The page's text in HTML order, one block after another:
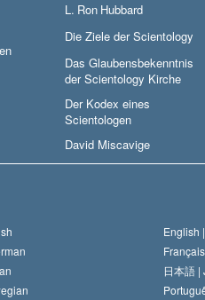
L. Ron Hubbard
Die Ziele der Scientology
Das Glaubensbekenntnis
der Scientology Kirche
Der Kodex eines
Scientologen
David Miscavige
English |
日本語 |